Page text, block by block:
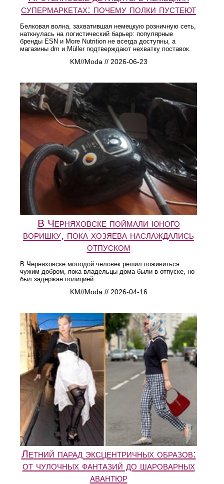
супермаркетах: почему полки пустеют
Белковая волна, захватившая немецкую розничную сеть,
наткнулась на логистический барьер: популярные
бренды ESN и More Nutrition не всегда доступны, а
магазины dm и Müller подтверждают нехватку поставок.
KM//Moda // 2026-06-23
В Черняховске поймали юного
воришку, пока хозяева наслаждались
отпуском
В Черняховске молодой человек решил поживиться
чужим добром, пока владельцы дома были в отпуске, но
был задержан полицией.
KM//Moda // 2026-04-16
Летний парад эксцентричных образов:
от чулочных фантазий до шароварных
авантюр